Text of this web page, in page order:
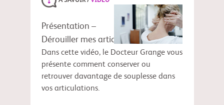
Présentation –
Dérouiller mes articulations >
Dans cette vidéo, le Docteur Grange vous
présente comment conserver ou
retrouver davantage de souplesse dans
vos articulations.